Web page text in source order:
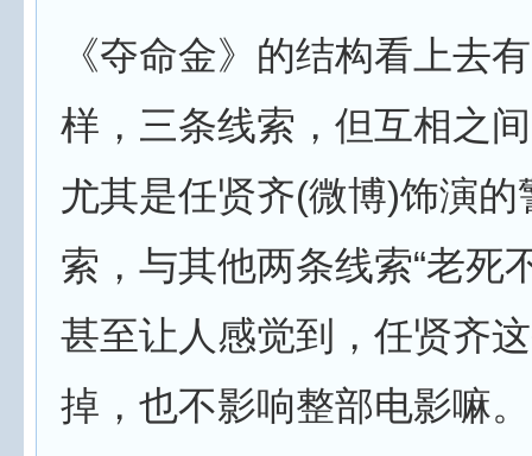
《夺命金》的结构看上去
样，三条线索，但互相之
尤其是任贤齐(微博)饰演的
索，与其他两条线索“老死
甚至让人感觉到，任贤齐
掉，也不影响整部电影嘛。